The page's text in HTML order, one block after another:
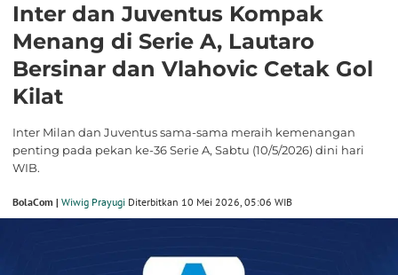
Inter dan Juventus Kompak
Menang di Serie A, Lautaro
Bersinar dan Vlahovic Cetak Gol
Kilat
Inter Milan dan Juventus sama-sama meraih kemenangan
penting pada pekan ke-36 Serie A, Sabtu (10/5/2026) dini hari
WIB.
BolaCom | Wiwig Prayugi Diterbitkan 10 Mei 2026, 05:06 WIB